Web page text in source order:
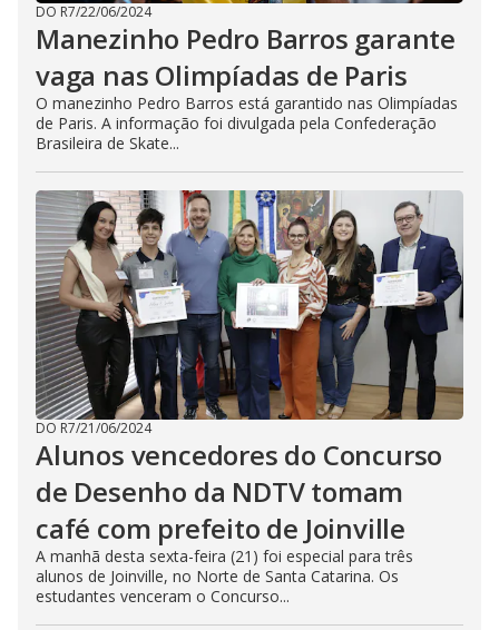
DO R7/22/06/2024
Manezinho Pedro Barros garante
vaga nas Olimpíadas de Paris
O manezinho Pedro Barros está garantido nas Olimpíadas
de Paris. A informação foi divulgada pela Confederação
Brasileira de Skate...
DO R7/21/06/2024
Alunos vencedores do Concurso
de Desenho da NDTV tomam
café com prefeito de Joinville
A manhã desta sexta-feira (21) foi especial para três
alunos de Joinville, no Norte de Santa Catarina. Os
estudantes venceram o Concurso...